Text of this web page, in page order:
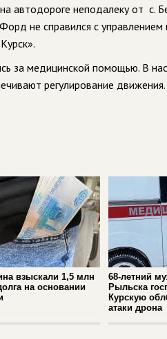
автодороге неподалеку от с.
не справился с
за медицинской помощью. В
регулирование движения.
взыскали 1,5 млн
на основании
68-летний
Рыльска
Курскую
атаки дрона